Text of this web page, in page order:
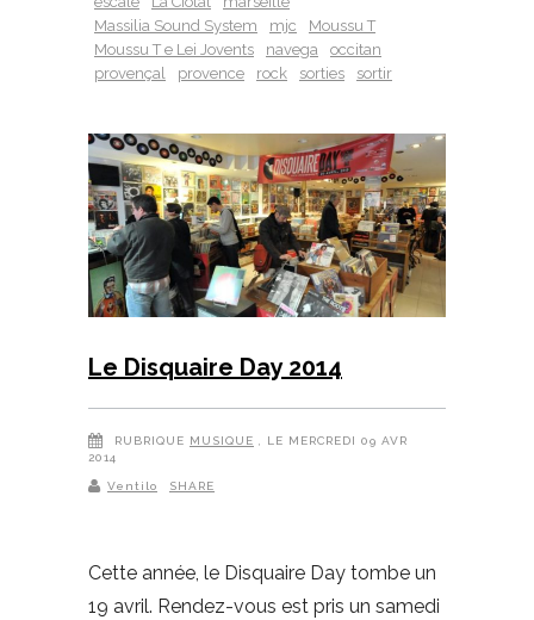
Massilia Sound System
mjc
Moussu T
Moussu T e Lei Jovents
navega
occitan
provençal
provence rock sorties sortir
Le Disquaire Day 2014
RUBRIQUE MUSIQUE
, LE MERCREDI 09 AVR
2014
Ventilo SHARE
Cette année, le Disquaire Day tombe un
19 avril. Rendez-vous est pris un samedi